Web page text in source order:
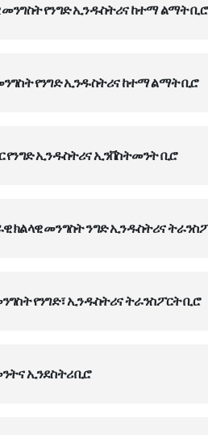
የንግድ ኢንዱስትሪና ከተማ ልማት ቢሮ
የንግድ ኢንዱስትሪና ከተማ ልማት ቢሮ
የንግድ ኢንዱስትሪና ኢንቨስትመንት ቢሮ
ክልላዊ መንግስት ንግድ ኢንዱስትሪና
የንግድ፣ ኢንዱስትሪና ትራንስፖርት ቢሮ
ኢንደስትሪ ቢሮ